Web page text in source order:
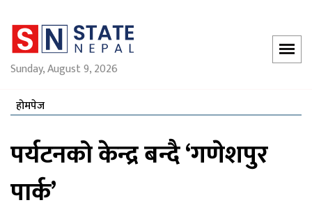
Sunday, August 9, 2026
होमपेज
पर्यटनको केन्द्र बन्दै ‘गणेशपुर
पार्क’